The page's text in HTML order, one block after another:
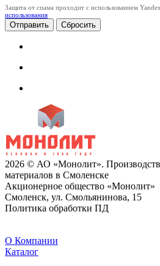
Защита от спама проходит с использованием
использования
Сбросить
2026 © АО «Монолит».
материалов в Смоленске
Акционерное общество «Монолит»
Смоленск, ул. Смольянинова, 15
Политика обработки ПД
O Компании
Каталог